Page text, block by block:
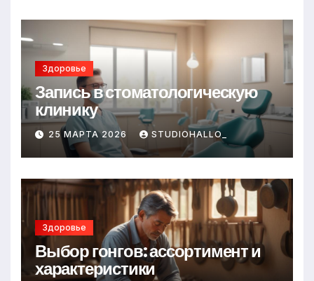
Здоровье
Запись в стоматологическую
клинику
25 МАРТА 2026 STUDIOHALLO_
Здоровье
Выбор гонгов: ассортимент и
характеристики